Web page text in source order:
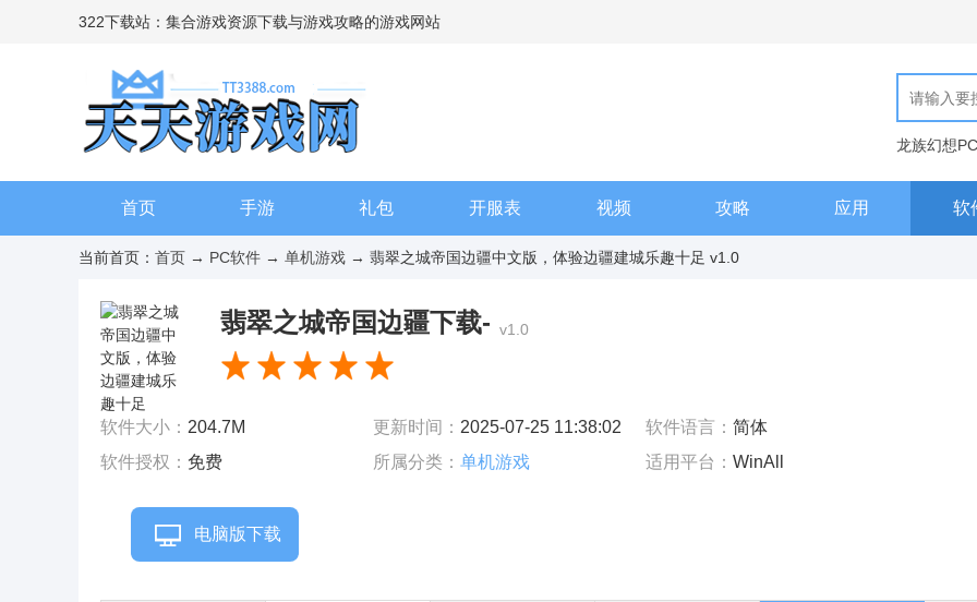
322下载站：集合游戏资源下载与游戏攻略的游戏网站
龙族幻想
现代汉语词
首页 手游 礼包 开服表 视频 攻略 应用 软
当前首页： 首页 → PC软件 → 单机游戏 → 翡翠之城帝国边疆中文版，体验边疆建城乐趣十足 v1.0
翡翠之城帝国边疆下载- v1.0
软件大小： 204.7M 更新时间： 2025-07-25 11:38:02 软件语言： 简体
软件授权： 免费 所属分类： 单机游戏 适用平台： WinAll
电脑版下载